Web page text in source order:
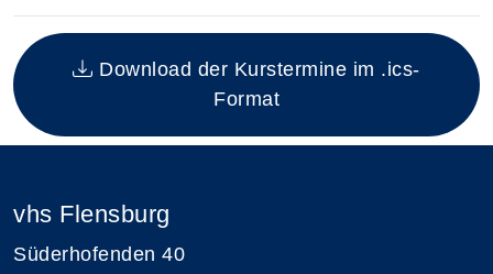
Insgesamt gibt es 3 Termine zum diesen Kurs
Download der Kurstermine im .ics-
Format
vhs Flensburg
Süderhofenden 40